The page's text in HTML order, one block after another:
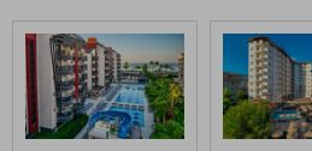
klanten
geschreven
na
hun
verblijf